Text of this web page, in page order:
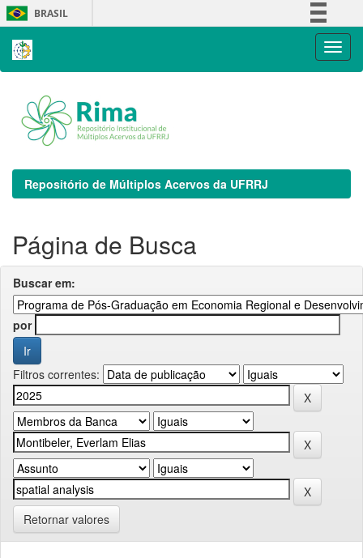
Skip
navigation
BRASIL
Repositório de Múltiplos Acervos da UFRRJ
Página de Busca
Buscar em:
por
Filtros correntes:
Retornar valores